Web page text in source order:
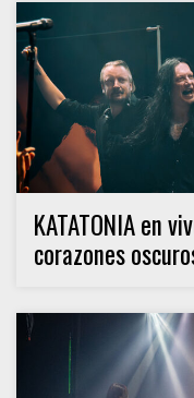
KATATONIA en
corazones